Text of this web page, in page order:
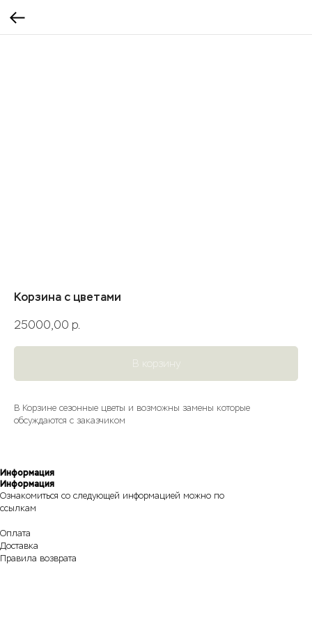
Корзина с цветами
25000,00 р.
В корзину
В Корзине сезонные цветы и возможны замены которые
обсуждаются с заказчиком
Информация
Информация
Ознакомиться со следующей информацией можно по
ссылкам
Оплата
Доставка
Правила возврата